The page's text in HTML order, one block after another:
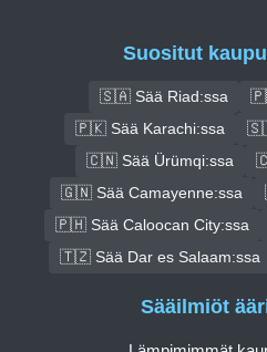
Suositut
🇸🇦 Sää Riad:ssa
🇵🇰 Sää Karachi:ssa
🇨🇳 Sää Ürümqi:ssa
🇬🇳 Sää Camayenne:ssa
🇵🇭 Sää Caloocan City:ssa
🇹🇿 Sää Dar es Salaam:ssa
Sääilmiöt